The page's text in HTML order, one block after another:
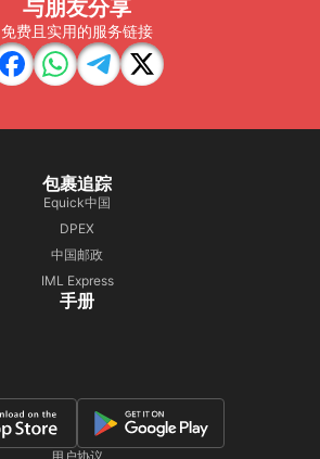
与朋友分享
免费且实用的服务链接
包裹追踪
Equick中国
DPEX
中国邮政
IML Express
手册